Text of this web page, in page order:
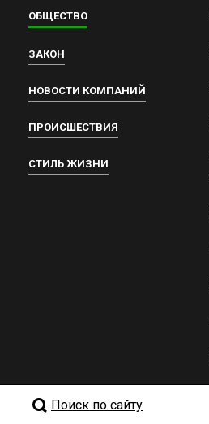
ОБЩЕСТВО
ЗАКОН
НОВОСТИ КОМПАНИЙ
ПРОИСШЕСТВИЯ
СТИЛЬ ЖИЗНИ
Поиск по сайту